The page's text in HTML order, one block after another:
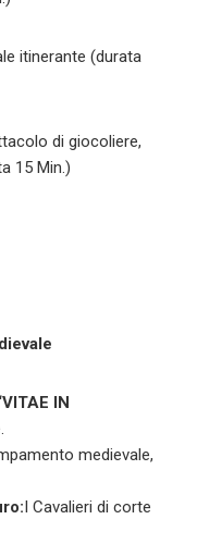
itinerante (durata
di giocoliere,
15 Min.)
VITAE IN
medievale,
I Cavalieri di corte